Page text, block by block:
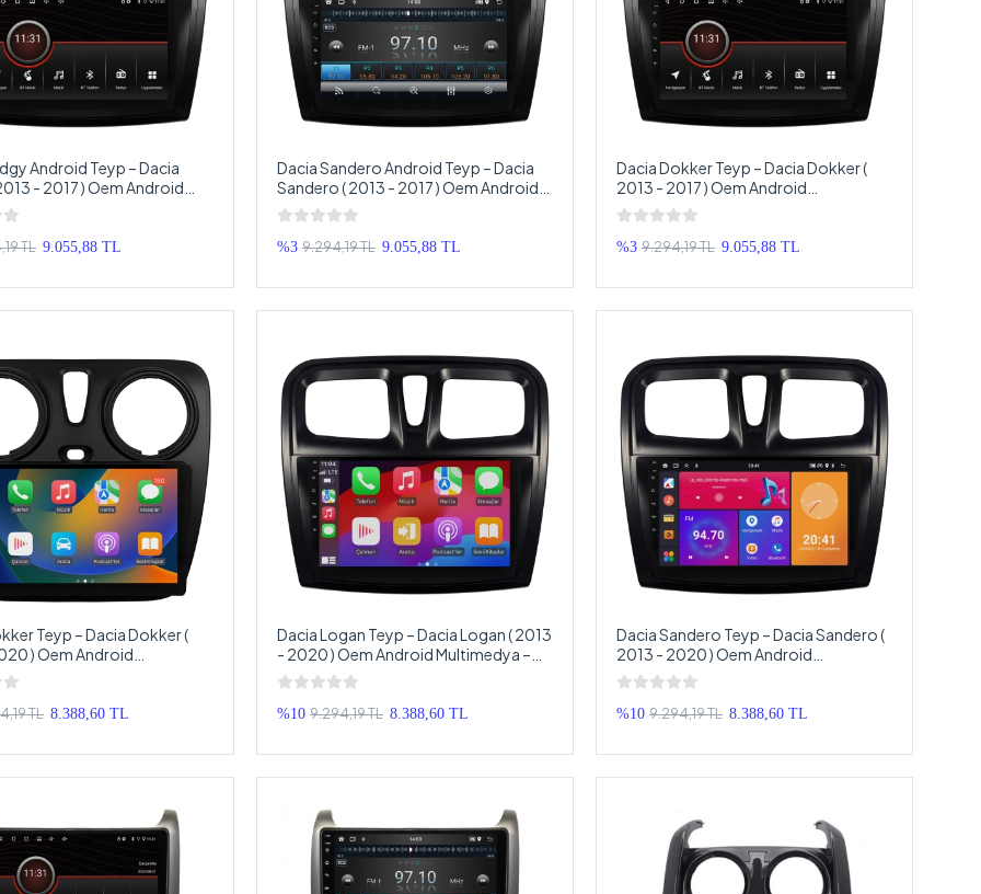
Android Teyp – Dacia
- 2017 ) Oem Android
– Dacia Lodgy Android
TL 9.055,88 TL
Dacia Sandero Android Teyp – Dacia
Sandero ( 2013 - 2017 ) Oem Android
Multimedya – Dacia Sandero Android
Double Teyp
%3 9.294,19 TL 9.055,88 TL
Dacia Dokker Teyp – Dacia Dokker (
2013 - 2017 ) Oem Android
Multimedya – Dacia Dokker Android
Double Teyp
%3 9.294,19 TL 9.055,88 TL
Teyp – Dacia Dokker (
) Oem Android
– Dacia Dokker Android
TL 8.388,60 TL
Dacia Logan Teyp – Dacia Logan ( 2013
- 2020 ) Oem Android Multimedya –
Dacia Logan Android Double Teyp
%10 9.294,19 TL 8.388,60 TL
Dacia Sandero Teyp – Dacia Sandero (
2013 - 2020 ) Oem Android
Multimedya – Dacia Sandero Android
Double Teyp
%10 9.294,19 TL 8.388,60 TL